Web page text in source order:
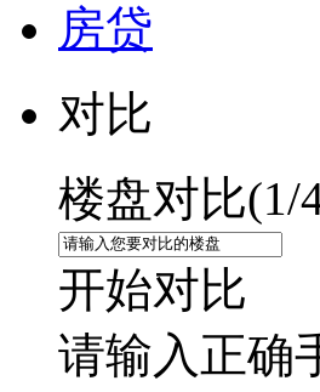
房贷
对比
楼盘对比(1/
开始对比
请输入正确